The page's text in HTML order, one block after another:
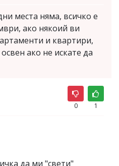
места няма, всичко е
ако някоий ви
и квартири,
ако не искате да
0 1
да ми "свети"